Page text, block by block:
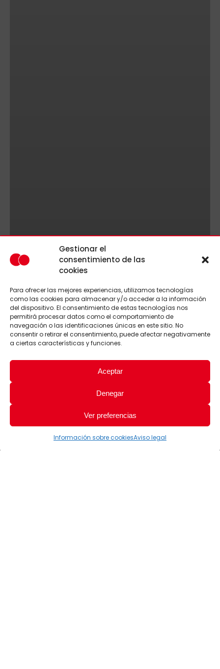
Gestionar el
consentimiento de las
cookies
Para ofrecer las mejores experiencias, utilizamos tecnologías
como las cookies para almacenar y/o acceder a la información
del dispositivo. El consentimiento de estas tecnologías nos
permitirá procesar datos como el comportamiento de
navegación o las identificaciones únicas en este sitio. No
consentir o retirar el consentimiento, puede afectar negativamente
a ciertas características y funciones.
Aceptar
Denegar
Ver preferencias
Información sobre cookiesAviso legal